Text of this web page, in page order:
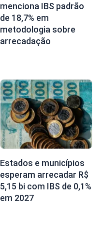
menciona IBS padrão
de 18,7% em
metodologia sobre
arrecadação
Estados e municípios
esperam arrecadar R$
5,15 bi com IBS de 0,1%
em 2027